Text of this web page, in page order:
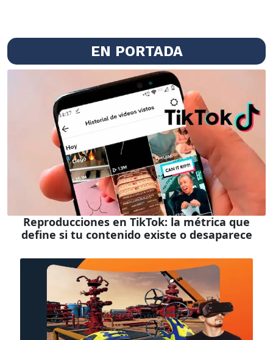
EN PORTADA
Reproducciones en TikTok: la métrica que
define si tu contenido existe o desaparece